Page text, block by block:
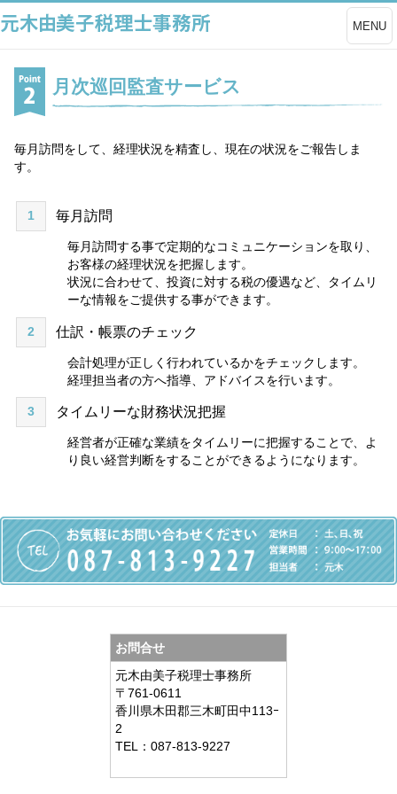
MENU
月次巡回監査サービス
毎月訪問をして、経理状況を精査し、現在の状況をご報告しま
す。
1 毎月訪問
毎月訪問する事で定期的なコミュニケーションを取り、
お客様の経理状況を把握します。
状況に合わせて、投資に対する税の優遇など、タイムリ
ーな情報をご提供する事ができます。
2 仕訳・帳票のチェック
会計処理が正しく行われているかをチェックします。
経理担当者の方へ指導、アドバイスを行います。
3 タイムリーな財務状況把握
経営者が正確な業績をタイムリーに把握することで、よ
り良い経営判断をすることができるようになります。
お問合せ
元木由美子税理士事務所
〒761-0611
香川県木田郡三木町田中113ｰ
2
TEL：087-813-9227